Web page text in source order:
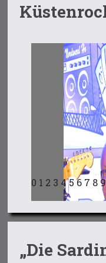
0 1 2 3 456 7 8
„Die